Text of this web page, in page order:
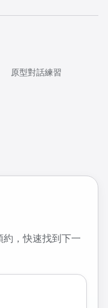
原型對話練習
，快速找到下一